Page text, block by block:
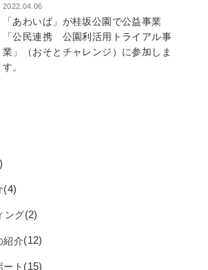
2022.04.06
「あわいば」が桂坂公園で公益事業
「公民連携 公園利活用トライアル事
業」（おそとチャレンジ）に参加しま
す。
(4)
ング(2)
紹介(12)
ート (15)